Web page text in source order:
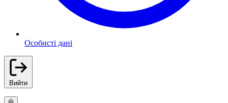
Особисті дані
Вийти